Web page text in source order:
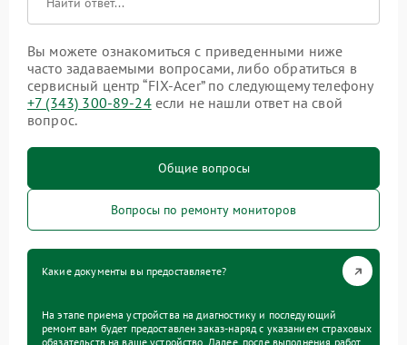
Вы можете ознакомиться с приведенными ниже
часто задаваемыми вопросами, либо обратиться в
сервисный центр “FIX-Acer” по следующему телефону
+7 (343) 300-89-24если не нашли ответ на свой
вопрос.
Общие вопросы
Вопросы по ремонту мониторов
Какие документы вы предоставляете?
На этапе приема устройства на диагностику и последующий
ремонт вам будет предоставлен заказ-наряд с указанием страховых
обязательств на ваше устройство. Далее, после выполнения работ